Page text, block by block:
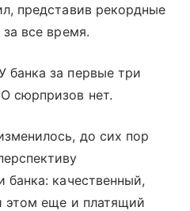
представив рекордные
за все время.
за первые три
сюрпризов нет.
до сих пор
банка: качественный,
этом еще и платящий